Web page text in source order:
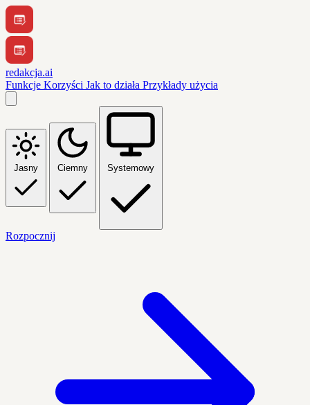
redakcja.ai
Funkcje Korzyści Jak to działa Przykłady użycia
Jasny Ciemny Systemowy
Rozpocznij